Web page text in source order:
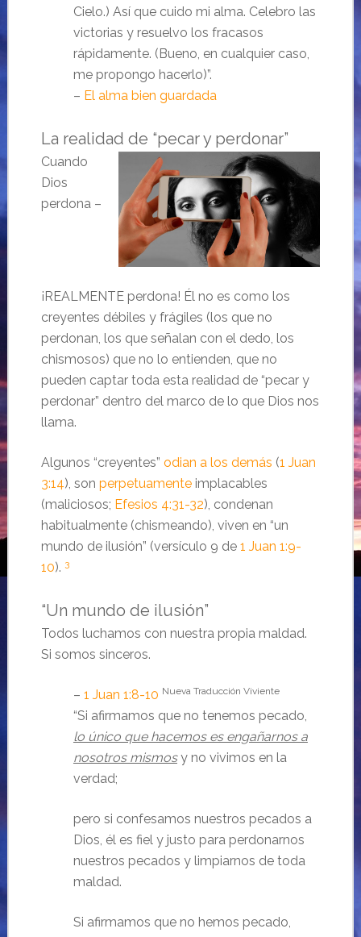
Cielo.) Así que cuido mi alma. Celebro las
victorias y resuelvo los fracasos
rápidamente. (Bueno, en cualquier caso,
me propongo hacerlo)”.
– El alma bien guardada
La realidad de “pecar y perdonar”
Cuando
Dios
perdona –
¡REALMENTE perdona! Él no es como los
creyentes débiles y frágiles (los que no
perdonan, los que señalan con el dedo, los
chismosos) que no lo entienden, que no
pueden captar toda esta realidad de “pecar y
perdonar” dentro del marco de lo que Dios nos
llama.
Algunos “creyentes” odian a los demás (1 Juan
3:14), son perpetuamenteimplacables
(maliciosos; Efesios 4:31-32), condenan
habitualmente (chismeando), viven en “un
mundo de ilusión” (versículo 9 de 1 Juan 1:9-
10). 3
“Un mundo de ilusión”
Todos luchamos con nuestra propia maldad.
Si somos sinceros.
– 1 Juan 1:8-10 Nueva Traducción Viviente
“Si afirmamos que no tenemos pecado,
lo único que hacemos es engañarnos a
nosotros mismosy no vivimos en la
verdad;
pero si confesamos nuestros pecados a
Dios, él es fiel y justo para perdonarnos
nuestros pecados y limpiarnos de toda
maldad.
Si afirmamos que no hemos pecado,